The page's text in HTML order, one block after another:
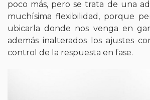
poco más, pero se trata de una
muchísima flexibilidad, porque
ubicarla donde nos venga en
además inalterados los ajustes
control de la respuesta en fase.